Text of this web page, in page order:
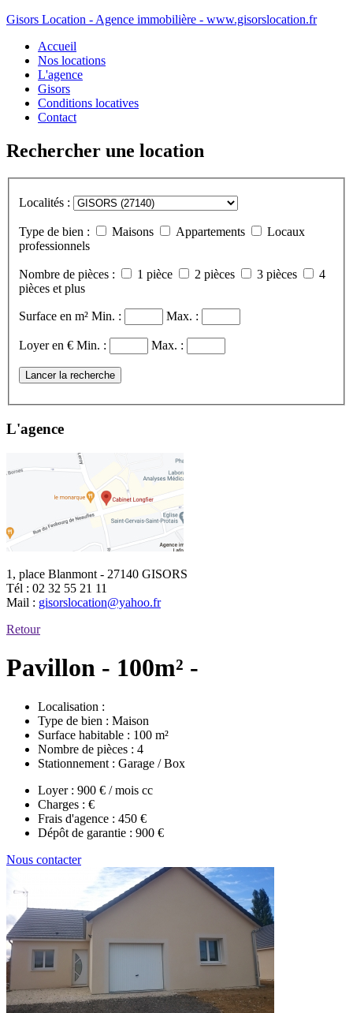
Gisors Location - Agence immobilière - www.gisorslocation.fr
Accueil
Nos locations
L'agence
Gisors
Conditions locatives
Contact
Rechercher une location
Localités :
Type de bien : Maisons Appartements
Locaux
professionnels
Nombre de pièces : 1 pièce 2 pièces 3 pièces
4
pièces et plus
Surface en m² Min. : Max. :
Loyer en € Min. : Max. :
Lancer la recherche
L'agence
1, place Blanmont - 27140 GISORS
Tél : 02 32 55 21 11
Mail : gisorslocation@yahoo.fr
Retour
Pavillon - 100m² -
Localisation :
Type de bien : Maison
Surface habitable : 100 m²
Nombre de pièces : 4
Stationnement : Garage / Box
Loyer : 900 € / mois cc
Charges : €
Frais d'agence : 450 €
Dépôt de garantie : 900 €
Nous contacter